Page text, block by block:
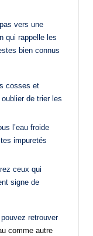
vers une
qui rappelle les
bien connus
cosses et
de trier les
l’eau froide
impuretés
ceux qui
signe de
retrouver
comme autre